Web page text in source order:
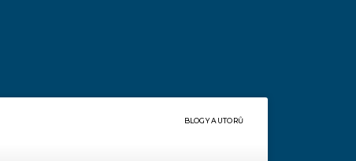
BLOGY AUTORŮ